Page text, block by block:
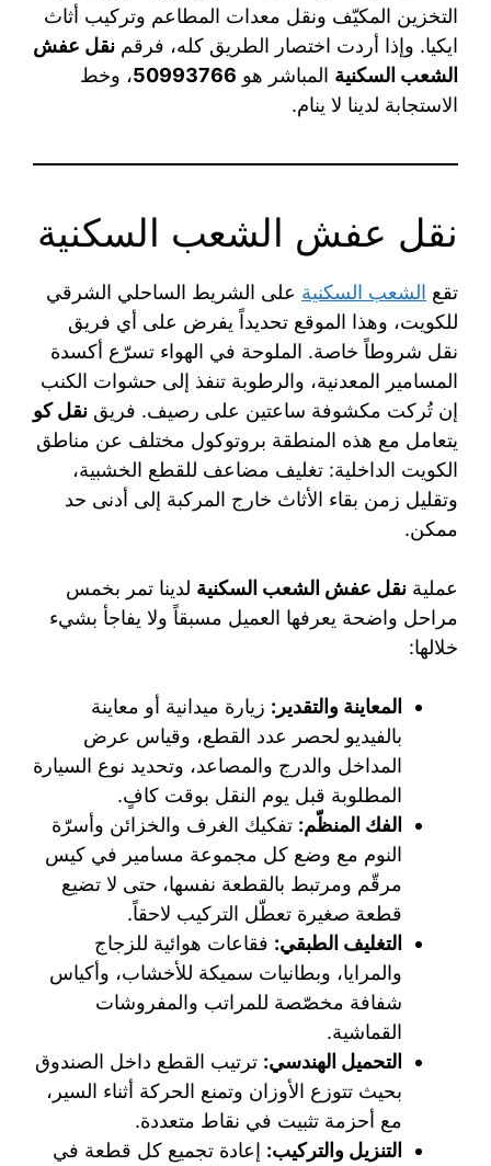
التخزين المكيّف ونقل معدات المطاعم وتركيب أثاث
ايكيا. وإذا أردت اختصار الطريق كله، فرقم نقل عفش
الشعب السكنية المباشر هو 50993766، وخط
الاستجابة لدينا لا ينام.
نقل عفش الشعب السكنية
تقع الشعب السكنية على الشريط الساحلي الشرقي
للكويت، وهذا الموقع تحديداً يفرض على أي فريق
نقل شروطاً خاصة. الملوحة في الهواء تسرّع أكسدة
المسامير المعدنية، والرطوبة تنفذ إلى حشوات الكنب
إن تُركت مكشوفة ساعتين على رصيف. فريق نقل كو
يتعامل مع هذه المنطقة بروتوكول مختلف عن مناطق
الكويت الداخلية: تغليف مضاعف للقطع الخشبية،
وتقليل زمن بقاء الأثاث خارج المركبة إلى أدنى حد
ممكن.
عملية نقل عفش الشعب السكنية لدينا تمر بخمس
مراحل واضحة يعرفها العميل مسبقاً ولا يفاجأ بشيء
خلالها:
المعاينة والتقدير: زيارة ميدانية أو معاينة
بالفيديو لحصر عدد القطع، وقياس عرض
المداخل والدرج والمصاعد، وتحديد نوع السيارة
المطلوبة قبل يوم النقل بوقت كافٍ.
الفك المنظّم: تفكيك الغرف والخزائن وأسرّة
النوم مع وضع كل مجموعة مسامير في كيس
مرقّم ومرتبط بالقطعة نفسها، حتى لا تضيع
قطعة صغيرة تعطّل التركيب لاحقاً.
التغليف الطبقي: فقاعات هوائية للزجاج
والمرايا، وبطانيات سميكة للأخشاب، وأكياس
شفافة مخصّصة للمراتب والمفروشات
القماشية.
التحميل الهندسي: ترتيب القطع داخل الصندوق
بحيث تتوزع الأوزان وتمنع الحركة أثناء السير،
مع أحزمة تثبيت في نقاط متعددة.
التنزيل والتركيب: إعادة تجميع كل قطعة في